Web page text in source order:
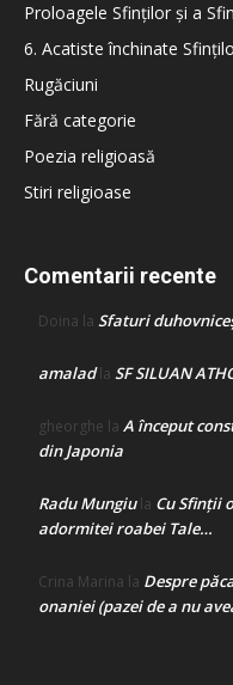
Proloagele Sfinților și a
6. Acatiste închinate
Rugăciuni
Fără categorie
Poezia religioasă
Stiri religioase
Comentarii recente
Doina la Sfaturi
amaladla SF SILUAN
gheorghe la A început
din Japonia
Radu Mungiula Cu Sfinții
adormitei roabei Tale…
Crina Marina la Despre
onaniei (pazei de a nu